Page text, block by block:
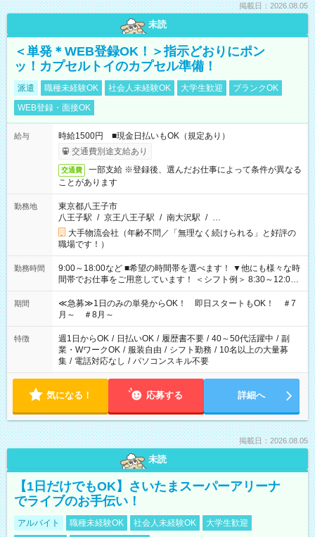
掲載日：2026.08.05
未読
＜単発＊WEB登録OK！＞指示どおりにポン
ッ！カプセルトイのカプセル準備！
派遣 職種未経験OK 社会人未経験OK 大学生歓迎
ブランクOK
WEB登録・面接OK
給与
時給1500円 ■現金日払いもOK（規定あり）
交通費別途支給あり
交通費
一部支給 ※登録後、選んだお仕事によって条件が異なる
ことがあります
勤務地
東京都八王子市
八王子駅 / 京王八王子駅 / 南大沢駅 / …
大手物流会社（年齢不問／「無理なく続けられる」と好評の
職場です！）
勤務時間
9:00～18:00など ■希望の時間帯を選べます！ ▼他にも様々な時
間帯でお仕事をご用意しています！ ＜シフト例＞ 8:30～12:00
17:00～22:00 13:00～22:00 22:00～翌6:00 など
期間
≪急募≫1日のみの単発からOK！ 即日スタートもOK！ ＃7
月～ ＃8月～
特徴 週1日からOK / 日払いOK / 履歴書不要 / 40～50代活躍中 / 副
業・WワークOK / 服装自由 / シフト勤務 / 10名以上の大量募
集 / 電話対応なし / パソコンスキル不要
気になる！ 応募する 詳細へ
掲載日：2026.08.05
未読
【1日だけでもOK】さいたまスーパーアリーナ
でライブのお手伝い！
アルバイト 職種未経験OK 社会人未経験OK
大学生歓迎